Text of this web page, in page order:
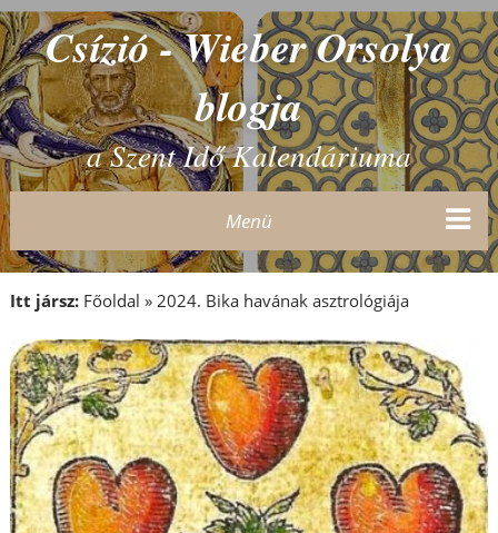
Csízió - Wieber Orsolya
blogja
a Szent Idő Kalendáriuma
Menü
Itt jársz: Főoldal » 2024. Bika havának asztrológiája